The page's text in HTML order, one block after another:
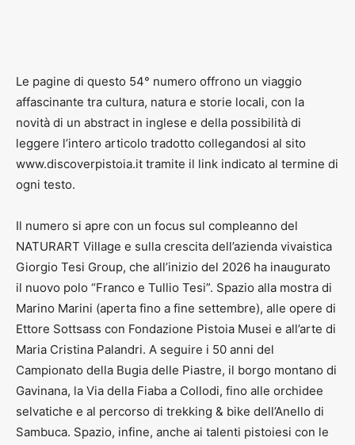
Le pagine di questo 54° numero offrono un viaggio
affascinante tra cultura, natura e storie locali, con la
novità di un abstract in inglese e della possibilità di
leggere l’intero articolo tradotto collegandosi al sito
www.discoverpistoia.it tramite il link indicato al termine di
ogni testo.
Il numero si apre con un focus sul compleanno del
NATURART Village e sulla crescita dell’azienda vivaistica
Giorgio Tesi Group, che all’inizio del 2026 ha inaugurato
il nuovo polo “Franco e Tullio Tesi”. Spazio alla mostra di
Marino Marini (aperta fino a fine settembre), alle opere di
Ettore Sottsass con Fondazione Pistoia Musei e all’arte di
Maria Cristina Palandri. A seguire i 50 anni del
Campionato della Bugia delle Piastre, il borgo montano di
Gavinana, la Via della Fiaba a Collodi, fino alle orchidee
selvatiche e al percorso di trekking & bike dell’Anello di
Sambuca. Spazio, infine, anche ai talenti pistoiesi con le